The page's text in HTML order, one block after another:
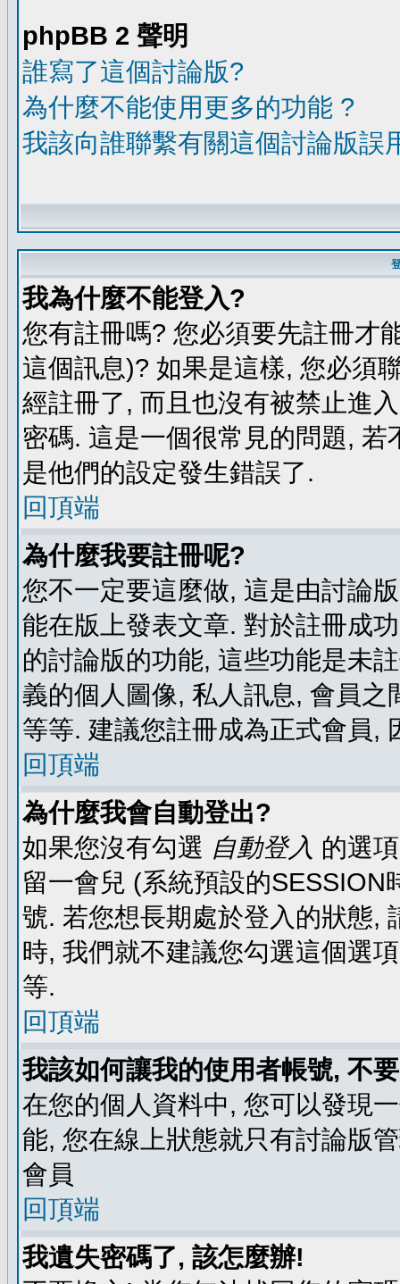
phpBB 2 聲明
誰寫了這個討論版?
為什麼不能使用更多的功能 ?
我該向誰聯繫有關這個討論版誤
我為什麼不能登入?
您有註冊嗎? 您必須要先註冊才
這個訊息)? 如果是這樣, 您必須
經註冊了, 而且也沒有被禁止進
密碼. 這是一個很常見的問題,
是他們的設定發生錯誤了.
回頂端
為什麼我要註冊呢?
您不一定要這麼做, 這是由討論
能在版上發表文章. 對於註冊成
的討論版的功能, 這些功能是未
義的個人圖像, 私人訊息, 會員
等等. 建議您註冊成為正式會員,
回頂端
為什麼我會自動登出?
如果您沒有勾選 自動登入 的選
留一會兒 (系統預設的
號. 若您想長期處於登入的狀態,
時, 我們就不建議您勾選這個選
等.
回頂端
我該如何讓我的使用者帳號, 不
在您的個人資料中, 您可以發現
能, 您在線上狀態就只有討論版
會員
回頂端
我遺失密碼了, 該怎麼辦!